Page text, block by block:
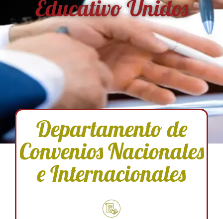
Educativo Unidos
Departamento de
Convenios Nacionales
e Internacionales